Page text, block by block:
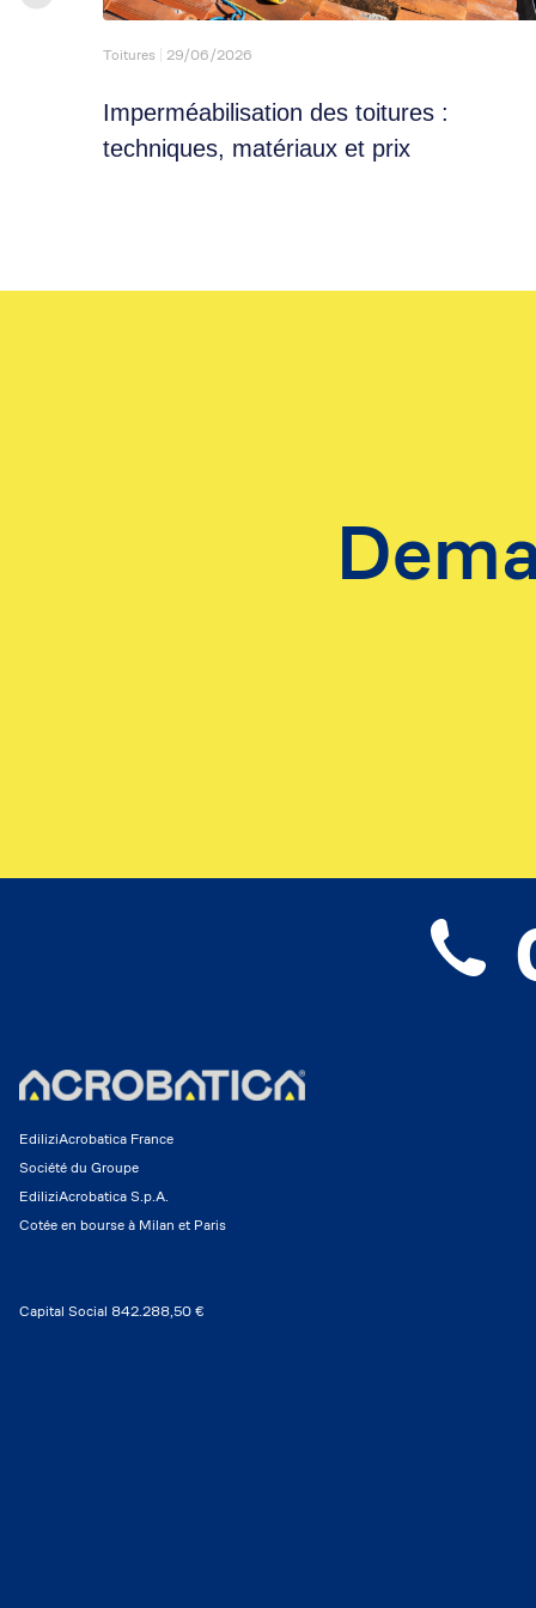
Toitures 29/06/2026
Imperméabilisation des toitures :
techniques, matériaux et prix
EdiliziAcrobatica France
Société du Groupe
EdiliziAcrobatica S.p.A.
Cotée en bourse à Milan et Paris
Capital Social 842.288,50 €